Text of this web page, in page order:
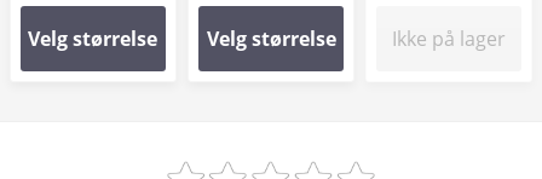
Velg størrelse Velg størrelse Ikke på lager